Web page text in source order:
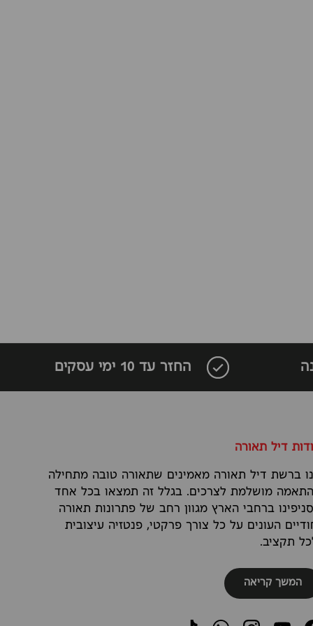
החזר עד 10 ימי עסקים
דיל תאורה
ברשת דיל תאורה מאמינים שתאורה טובה מתחילה
מושלמת לצרכים. בגלל זה תמצאו בכל אחד
ברחבי הארץ מגוון רחב של פתרונות תאורה
העונים על כל צורך פרקטי, פנטזיה עיצובית
תקציב.
המשך קריאה